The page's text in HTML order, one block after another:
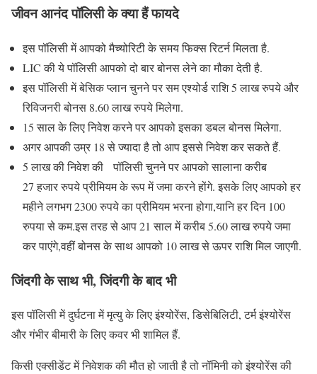
जीवन आनंद पॉलिसी के क्या हैं फायदे
इस पॉलिसी में आपको मैच्योरिटी के समय फिक्स रिटर्न मिलता है.
LIC की ये पॉलिसी आपको दो बार बोनस लेने का मौका देती है.
इस पॉलिसी में बेसिक प्लान चुनने पर सम एश्योर्ड राशि 5 लाख रुपये और
रिविजनरी बोनस 8.60 लाख रुपये मिलेगा.
15 साल के लिए निवेश करने पर आपको इसका डबल बोनस मिलेगा.
अगर आपकी उम्र 18 से ज्यादा है तो आप इससे निवेश कर सकते हैं.
5 लाख की निवेश की पॉलिसी चुनने पर आपको सालाना करीब
27 हजार रुपये प्रीमियम के रूप में जमा करने होंगे. इसके लिए आपको हर
महीने लगभग 2300 रुपये का प्रीमियम भरना होगा,यानि हर दिन 100
रुपया से कम.इस तरह से आप 21 साल में करीब 5.60 लाख रुपये जमा
कर पाएंगे,वहीं बोनस के साथ आपको 10 लाख से ऊपर राशि मिल जाएगी.
जिंदगी के साथ भी, जिंदगी के बाद भी
इस पॉलिसी में दुर्घटना में मृत्यु के लिए इंश्योरेंस, डिसेबिलिटी, टर्म इंश्योरेंस
और गंभीर बीमारी के लिए कवर भी शामिल हैं.
किसी एक्सीडेंट में निवेशक की मौत हो जाती है तो नॉमिनी को इंश्योरेंस की